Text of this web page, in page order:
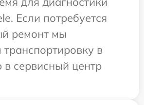
Если потребуется
ремонт мы
транспортировку в
в сервисный центр